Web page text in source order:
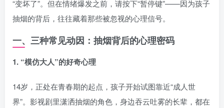
“变坏了”。但在情绪爆发之前，请按下“暂停键”——因为孩子
抽烟的背后，往往藏着那些被忽视的心理信号。
一、三种常见动因：抽烟背后的心理密码
1. “模仿大人”的好奇心理
14岁，正处在青春期的起点，孩子开始试图靠近“成人世
界”。影视剧里潇洒抽烟的角色，身边吞云吐雾的长辈，都在